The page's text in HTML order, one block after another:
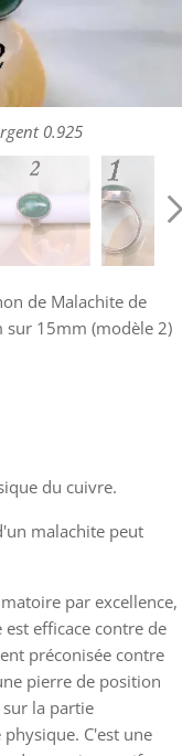
0.925
0.925
0.925
0.925
de Malachite de
15mm (modèle 2)
du cuivre.
malachite peut
par excellence,
efficace contre de
préconisée contre
pierre de position
la partie
C'est une